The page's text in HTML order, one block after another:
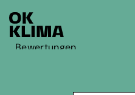
Bewertungen